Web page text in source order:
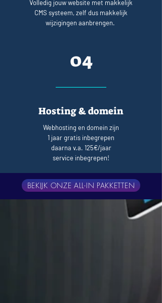
Volledig jouw website met makkelijk
CMS systeem, zelf dus makkelijk
wijzigingen aanbrengen.
04
Hosting & domein
Webhosting en domein zijn
1 jaar gratis inbegrepen
daarna v.a. 125€/jaar
service inbegrepen!
BEKIJK ONZE ALL-IN PAKKETTEN